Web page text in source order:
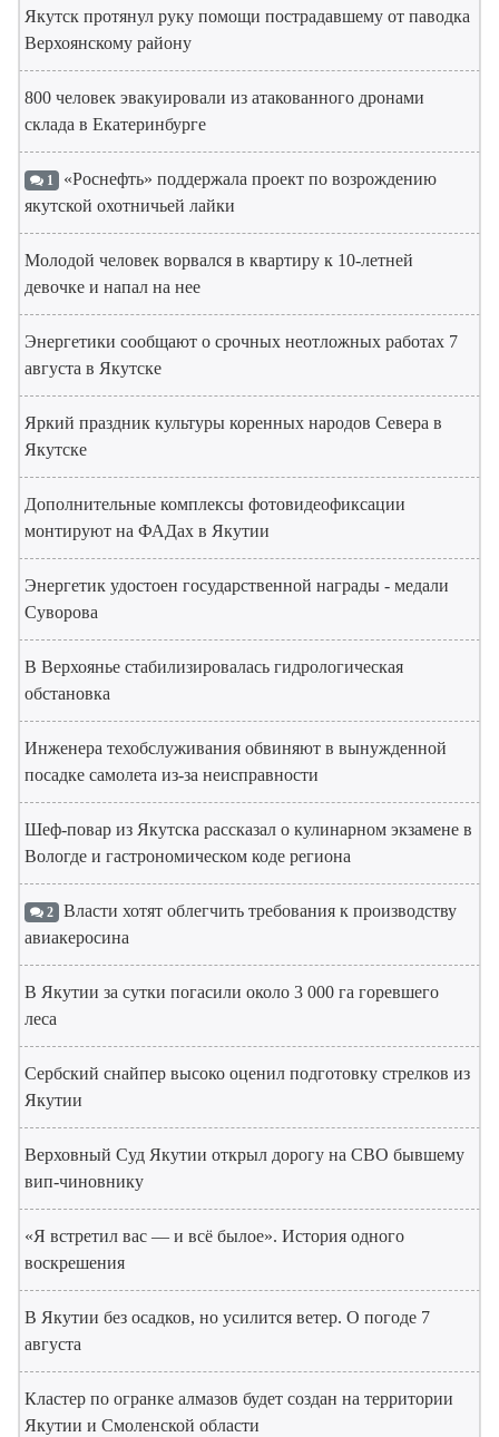
Якутск протянул руку помощи пострадавшему от паводка
Верхоянскому району
800 человек эвакуировали из атакованного дронами
склада в Екатеринбурге
1 «Роснефть» поддержала проект по возрождению
якутской охотничьей лайки
Молодой человек ворвался в квартиру к 10-летней
девочке и напал на нее
Энергетики сообщают о срочных неотложных работах 7
августа в Якутске
Яркий праздник культуры коренных народов Севера в
Якутске
Дополнительные комплексы фотовидеофиксации
монтируют на ФАДах в Якутии
Энергетик удостоен государственной награды - медали
Суворова
В Верхоянье стабилизировалась гидрологическая
обстановка
Инженера техобслуживания обвиняют в вынужденной
посадке самолета из-за неисправности
Шеф-повар из Якутска рассказал о кулинарном экзамене в
Вологде и гастрономическом коде региона
2 Власти хотят облегчить требования к производству
авиакеросина
В Якутии за сутки погасили около 3 000 га горевшего
леса
Сербский снайпер высоко оценил подготовку стрелков из
Якутии
Верховный Суд Якутии открыл дорогу на СВО бывшему
вип-чиновнику
«Я встретил вас — и всё былое». История одного
воскрешения
В Якутии без осадков, но усилится ветер. О погоде 7
августа
Кластер по огранке алмазов будет создан на территории
Якутии и Смоленской области